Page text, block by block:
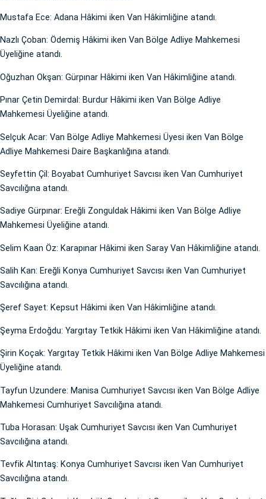
Mustafa Ece: Adana Hâkimi iken Van Hâkimliğine atandı.
Nazlı Çoban: Ödemiş Hâkimi iken Van Bölge Adliye Mahkemesi
Üyeliğine atandı.
Oğuzhan Okşan: Gürpınar Hâkimi iken Van Hâkimliğine atandı.
Pınar Çetin Demirdal: Burdur Hâkimi iken Van Bölge Adliye
Mahkemesi Üyeliğine atandı.
Selçuk Acar: Van Bölge Adliye Mahkemesi Üyesi iken Van Bölge
Adliye Mahkemesi Daire Başkanlığına atandı.
Seyfettin Çil: Boyabat Cumhuriyet Savcısı iken Van Cumhuriyet
Savcılığına atandı.
Sadiye Gürpınar: Ereğli Zonguldak Hâkimi iken Van Bölge Adliye
Mahkemesi Üyeliğine atandı.
Selim Kaan Öz: Karapınar Hâkimi iken Saray Van Hâkimliğine atandı.
Salih Kan: Ereğli Konya Cumhuriyet Savcısı iken Van Cumhuriyet
Savcılığına atandı.
Şeref Sayet: Kepsut Hâkimi iken Van Hâkimliğine atandı.
Şeyma Erdoğdu: Yargıtay Tetkik Hâkimi iken Van Hâkimliğine atandı.
Şirin Koçak: Yargıtay Tetkik Hâkimi iken Van Bölge Adliye Mahkemesi
Üyeliğine atandı.
Tayfun Uzundere: Manisa Cumhuriyet Savcısı iken Van Bölge Adliye
Mahkemesi Cumhuriyet Savcılığına atandı.
Tuba Horasan: Uşak Cumhuriyet Savcısı iken Van Cumhuriyet
Savcılığına atandı.
Tevfik Altıntaş: Konya Cumhuriyet Savcısı iken Van Cumhuriyet
Savcılığına atandı.